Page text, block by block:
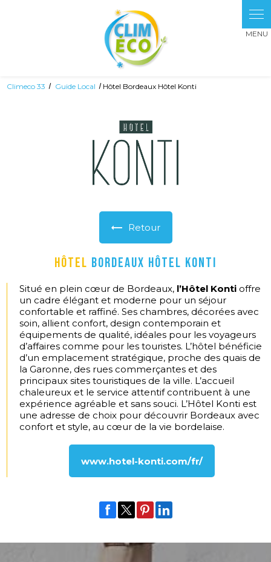
Climeco 33 Guide Local Hôtel Bordeaux Hôtel Konti
Retour
Hôtel Bordeaux Hôtel Konti
Situé en plein cœur de Bordeaux, l’Hôtel Konti offre
un cadre élégant et moderne pour un séjour
confortable et raffiné. Ses chambres, décorées avec
soin, allient confort, design contemporain et
équipements de qualité, idéales pour les voyageurs
d’affaires comme pour les touristes. L’hôtel bénéficie
d’un emplacement stratégique, proche des quais de
la Garonne, des rues commerçantes et des
principaux sites touristiques de la ville. L’accueil
chaleureux et le service attentif contribuent à une
expérience agréable et sans souci. L’Hôtel Konti est
une adresse de choix pour découvrir Bordeaux avec
confort et style, au cœur de la vie bordelaise.
www.hotel-konti.com/fr/